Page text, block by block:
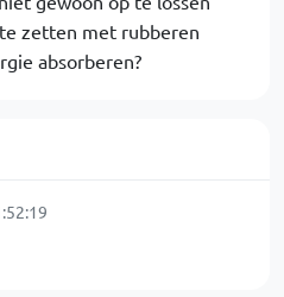
zetten met rubberen
absorberen?